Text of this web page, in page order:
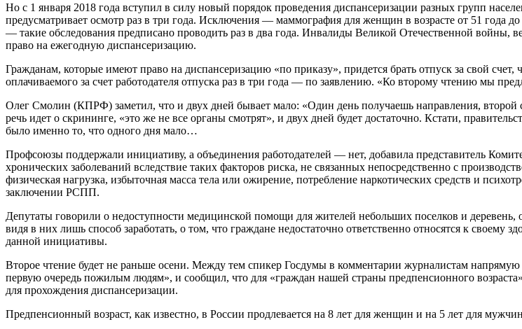
Но с 1 января 2018 года вступил в силу новый порядок проведения диспансеризации разных групп
предусматривает осмотр раз в три года. Исключения — маммография для женщин в возрасте от 51 года
— такие обследования предписано проводить раз в два года. Инвалиды Великой Отечественной
право на ежегодную диспансеризацию.
Гражданам, которые имеют право на диспансеризацию «по приказу», придется брать отпуск за свой
оплачиваемого за счет работодателя отпуска раз в три года — по заявлению. «Ко второму чтению мы
Олег Смолин (КПРФ) заметил, что и двух дней бывает мало: «Один день получаешь направления, второй
речь идет о скрининге, «это же не все органы смотрят», и двух дней будет достаточно. Кстати,
было именно то, что одного дня мало…
Профсоюзы поддержали инициативу, а объединения работодателей — нет, добавила представитель
хронических заболеваний вследствие таких факторов риска, не связанных непосредственно с
физическая нагрузка, избыточная масса тела или ожирение, потребление наркотических средств и
заключении РСПП.
Депутаты говорили о недоступности медицинской помощи для жителей небольших поселков и
видя в них лишь способ заработать, о том, что граждане недостаточно ответственно относятся к
данной инициативы.
Второе чтение будет не раньше осени. Между тем спикер Госдумы в комментарии журналистам
первую очередь пожилым людям», и сообщил, что для «граждан нашей страны предпенсионного
для прохождения диспансеризации.
Предпенсионный возраст, как известно, в России продлевается на 8 лет для женщин и на 5 лет для